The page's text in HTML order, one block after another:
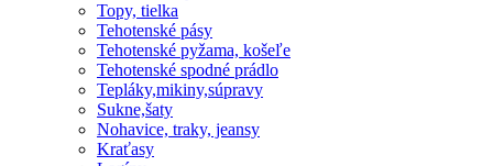
Topy, tielka
Tehotenské pásy
Tehotenské pyžama, košeľe
Tehotenské spodné prádlo
Tepláky,mikiny,súpravy
Sukne,šaty
Nohavice, traky, jeansy
Kraťasy